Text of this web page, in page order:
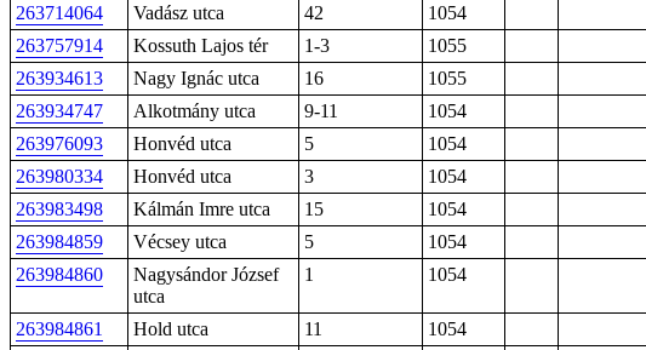
263714064
Vadász utca 42 1054
263757914
Kossuth Lajos tér 1-3 1055
263934613
Nagy Ignác utca 16 1055
263934747
Alkotmány utca 9-11 1054
263976093
Honvéd utca 5 1054
263980334
Honvéd utca 3 1054
263983498
Kálmán Imre utca 15 1054
263984859
Vécsey utca 5 1054
263984860
Nagysándor József
utca
1 1054
263984861 Hold utca 11 1054